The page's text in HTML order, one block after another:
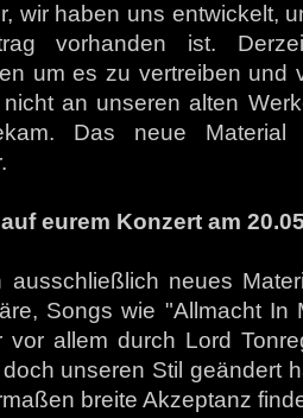
wir haben uns entwickelt,
vorhanden ist.
um es zu vertreiben und
an unseren alten
Das neue
eurem Konzert am
ausschließlich neues
Songs wie "Allmacht
vor allem durch Lord
doch unseren Stil geändert
breite Akzeptanz